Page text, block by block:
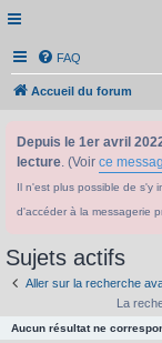
FAQ
Accueil du forum
Depuis le 1er avril
lecture. (Voir ce
Il n'est plus possible de s'y
d'accéder à la messagerie
Sujets actifs
Aller sur la recherche
La
Aucun résultat ne